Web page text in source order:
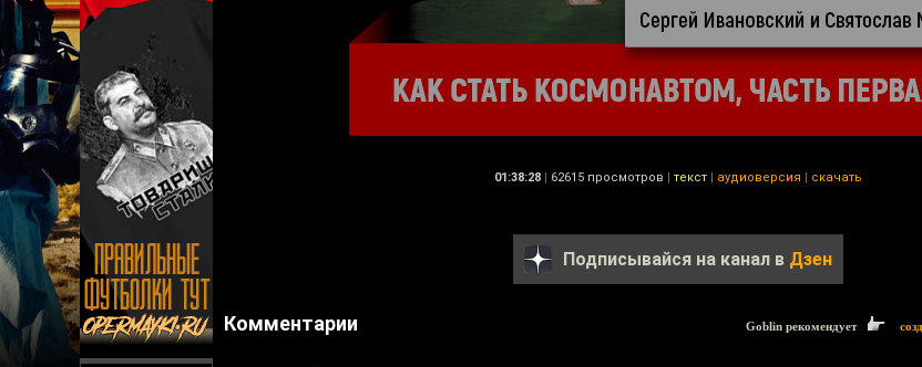
01:38:28 | 62615 просмотров | текст | аудиоверсия | скачать
Подписывайся на канал в Дзен
Комментарии Goblin рекомендует